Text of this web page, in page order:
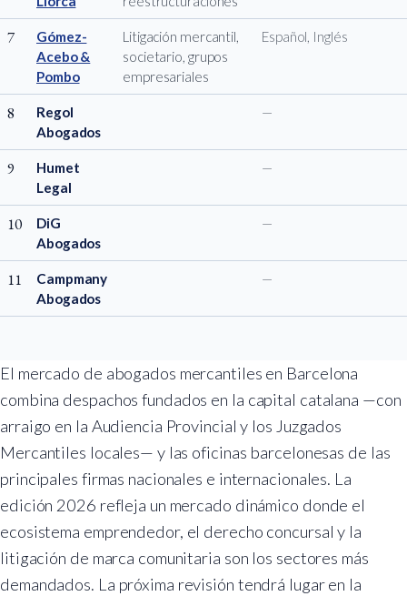
7
Gómez-
Acebo &
Pombo
Litigación mercantil,
societario, grupos
empresariales
Español, Inglés
8
Regol
Abogados
—
9
Humet
Legal
—
10
DiG
Abogados
—
11
Campmany
Abogados
—
El mercado de abogados mercantiles en Barcelona
combina despachos fundados en la capital catalana —con
arraigo en la Audiencia Provincial y los Juzgados
Mercantiles locales— y las oficinas barcelonesas de las
principales firmas nacionales e internacionales. La
edición 2026 refleja un mercado dinámico donde el
ecosistema emprendedor, el derecho concursal y la
litigación de marca comunitaria son los sectores más
demandados. La próxima revisión tendrá lugar en la